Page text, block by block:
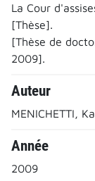
La Cour
[Thèse].
[Thèse de
2009].
Auteur
MENICHETTI,
Année
2009